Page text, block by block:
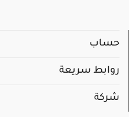
حساب
روابط سريعة
شركة